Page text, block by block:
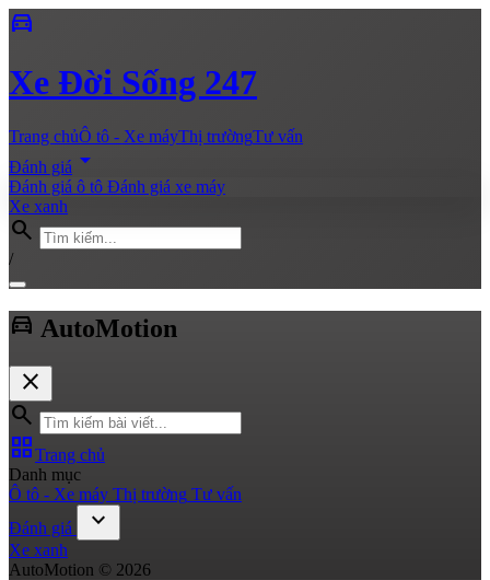
directions_car
Xe Đời Sống 247
Trang chủÔ tô - Xe máyThị trườngTư vấn
Đánh giá arrow_drop_down
Đánh giá ô tô Đánh giá xe máy
Xe xanh
search
/
directions_car AutoMotion
close
search
grid_viewTrang chủ
Danh mục
Ô tô - Xe máy Thị trường Tư vấn
Đánh giá
expand_more
Xe xanh
AutoMotion © 2026